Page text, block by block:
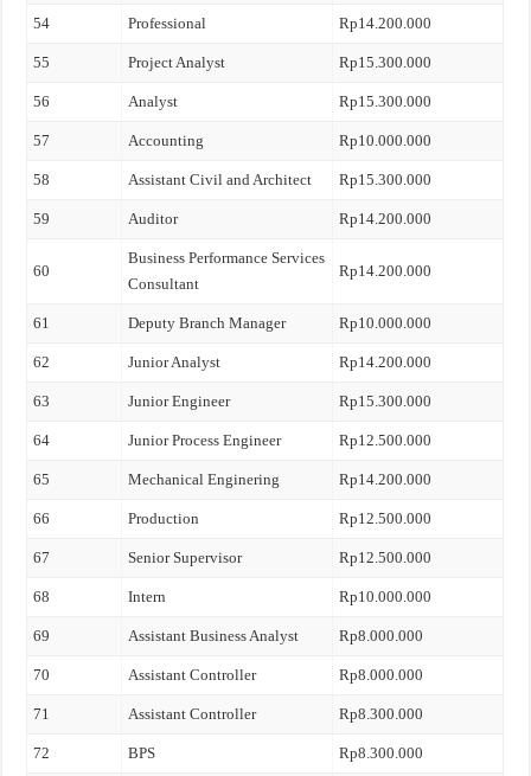
54 Professional Rp14.200.000
55 Project Analyst Rp15.300.000
56 Analyst Rp15.300.000
57 Accounting Rp10.000.000
58 Assistant Civil and Architect Rp15.300.000
59 Auditor Rp14.200.000
60
Business Performance Services
Consultant
Rp14.200.000
61 Deputy Branch Manager Rp10.000.000
62 Junior Analyst Rp14.200.000
63 Junior Engineer Rp15.300.000
64 Junior Process Engineer Rp12.500.000
65 Mechanical Enginering Rp14.200.000
66 Production Rp12.500.000
67 Senior Supervisor Rp12.500.000
68 Intern Rp10.000.000
69 Assistant Business Analyst Rp8.000.000
70 Assistant Controller Rp8.000.000
71 Assistant Controller Rp8.300.000
72 BPS Rp8.300.000